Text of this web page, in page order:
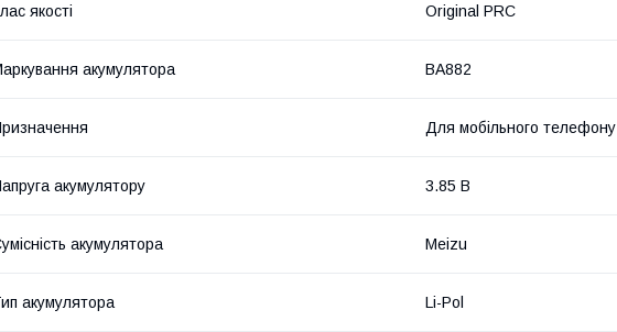
якості Original PRC
акумулятора BA882
Для мобільного телефону
акумулятору 3.85 В
акумулятора Meizu
акумулятора Li-Pol